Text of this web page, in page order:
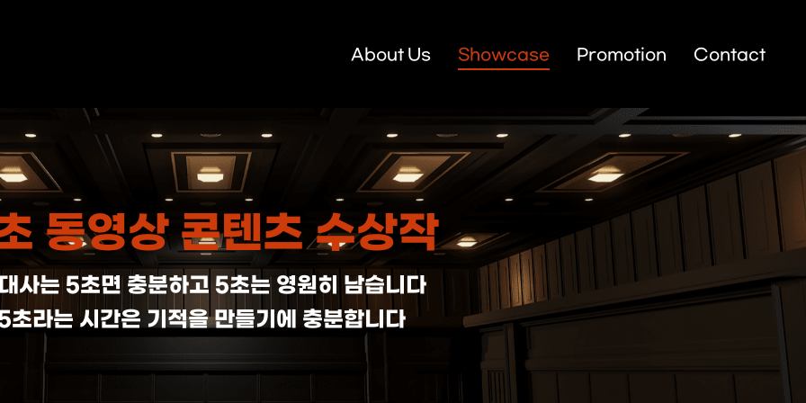
About Us Showcase Promotion Contact
동영상 콘텐츠 수상작
사는 5초면 충분하고 5초는 영원히 남습니다
초라는 시간은 기적을 만들기에 충분합니다